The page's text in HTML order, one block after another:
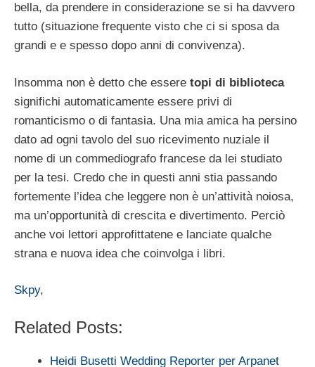
bella, da prendere in considerazione se si ha davvero
tutto (situazione frequente visto che ci si sposa da
grandi e e spesso dopo anni di convivenza).
Insomma non è detto che essere topi di biblioteca
significhi automaticamente essere privi di
romanticismo o di fantasia. Una mia amica ha persino
dato ad ogni tavolo del suo ricevimento nuziale il
nome di un commediografo francese da lei studiato
per la tesi. Credo che in questi anni stia passando
fortemente l’idea che leggere non è un’attività noiosa,
ma un’opportunità di crescita e divertimento. Perciò
anche voi lettori approfittatene e lanciate qualche
strana e nuova idea che coinvolga i libri.
Skpy,
Related Posts:
Heidi Busetti Wedding Reporter per Arpanet